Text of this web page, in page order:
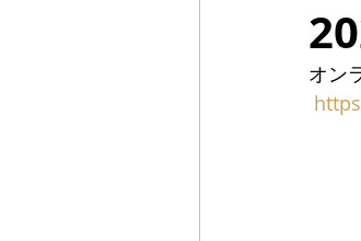
オン